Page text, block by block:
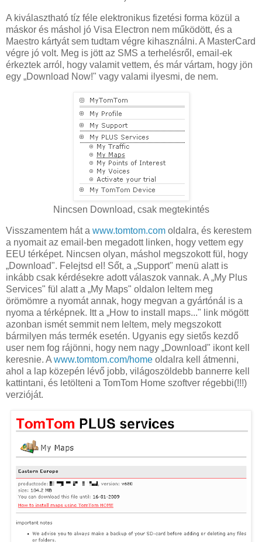
A kiválasztható tíz féle elektronikus fizetési forma közül a
máskor és máshol jó Visa Electron nem működött, és a
Maestro kártyát sem tudtam végre kihasználni. A MasterCard
végre jó volt. Meg is jött az SMS a terhelésről, email-ek
érkeztek arról, hogy valamit vettem, és már vártam, hogy jön
egy „Download Now!" vagy valami ilyesmi, de nem.
Nincsen Download, csak megtekintés
Visszamentem hát a www.tomtom.com oldalra, és kerestem
a nyomait az email-ben megadott linken, hogy vettem egy
EEU térképet. Nincsen olyan, máshol megszokott fül, hogy
„Download". Felejtsd el! Sőt, a „Support" menü alatt is
inkább csak kérdésekre adott válaszok vannak. A „My Plus
Services" fül alatt a „My Maps" oldalon leltem meg
örömömre a nyomát annak, hogy megvan a gyártónál is a
nyoma a térképnek. Itt a „How to install maps..." link mögött
azonban ismét semmit nem leltem, mely megszokott
bármilyen más termék esetén. Ugyanis egy sietős kezdő
user nem fog rájönni, hogy nem nagy „Download" ikont kell
keresnie. A www.tomtom.com/home oldalra kell átmenni,
ahol a lap közepén lévő jobb, világoszöldebb bannerre kell
kattintani, és letölteni a TomTom Home szoftver régebbi(!!!)
verzióját.